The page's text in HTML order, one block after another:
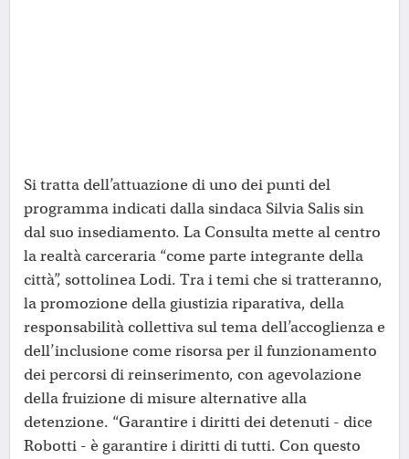
Si tratta dell’attuazione di uno dei punti del
programma indicati dalla sindaca Silvia Salis sin
dal suo insediamento. La Consulta mette al centro
la realtà carceraria “come parte integrante della
città”, sottolinea Lodi. Tra i temi che si tratteranno,
la promozione della giustizia riparativa, della
responsabilità collettiva sul tema dell’accoglienza e
dell’inclusione come risorsa per il funzionamento
dei percorsi di reinserimento, con agevolazione
della fruizione di misure alternative alla
detenzione. “Garantire i diritti dei detenuti - dice
Robotti - è garantire i diritti di tutti. Con questo